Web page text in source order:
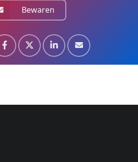
Bewaren